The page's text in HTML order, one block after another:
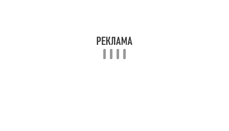
ресивера должна располагаться не дальше 100 метров
Для начала нужно собрать антенну согласно инструкции.
Монтаж антенны выполняется только на прочную